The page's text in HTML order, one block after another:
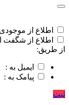
اطلاع از
اطلاع از
از طریق:
ایمیل به :
پیامک به :
ثبت